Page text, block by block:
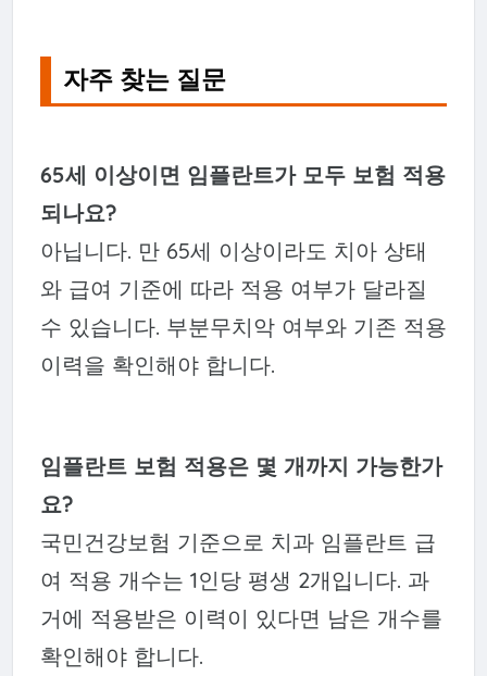
자주 찾는 질문
65세 이상이면 임플란트가 모두 보험 적용
되나요?
아닙니다. 만 65세 이상이라도 치아 상태
와 급여 기준에 따라 적용 여부가 달라질
수 있습니다. 부분무치악 여부와 기존 적용
이력을 확인해야 합니다.
임플란트 보험 적용은 몇 개까지 가능한가
요?
국민건강보험 기준으로 치과 임플란트 급
여 적용 개수는 1인당 평생 2개입니다. 과
거에 적용받은 이력이 있다면 남은 개수를
확인해야 합니다.